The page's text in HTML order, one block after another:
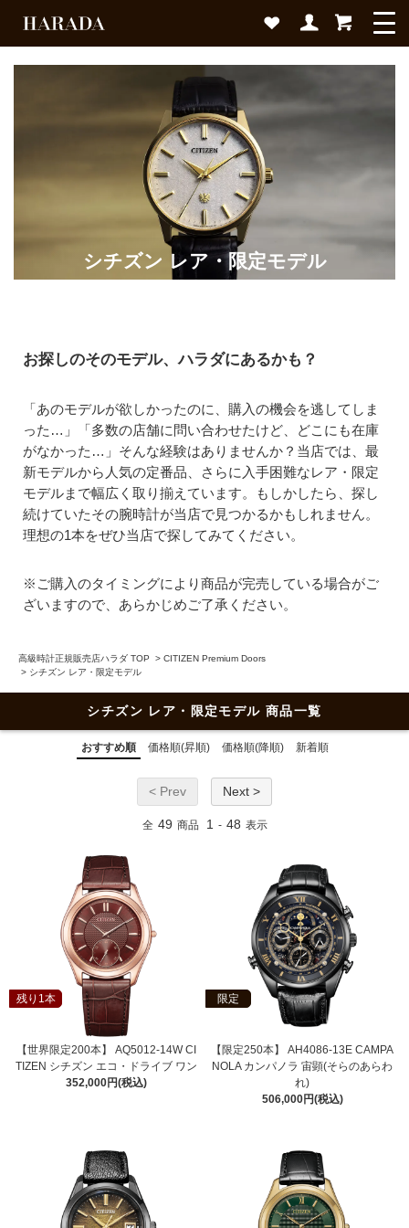
シチズン レア・限定モデル
お探しのそのモデル、ハラダにあるかも？
「あのモデルが欲しかったのに、購入の機会を逃してしま
った…」「多数の店舗に問い合わせたけど、どこにも在庫
がなかった…」そんな経験はありませんか？当店では、最
新モデルから人気の定番品、さらに入手困難なレア・限定
モデルまで幅広く取り揃えています。もしかしたら、探し
続けていたその腕時計が当店で見つかるかもしれません。
理想の1本をぜひ当店で探してみてください。
※ご購入のタイミングにより商品が完売している場合がご
ざいますので、あらかじめご了承ください。
高級時計正規販売店ハラダ TOP > CITIZEN Premium Doors
> シチズン レア・限定モデル
シチズン レア・限定モデル 商品一覧
おすすめ順 価格順(昇順) 価格順(降順) 新着順
< Prev Next >
全 49 商品 1 - 48 表示
残り1本
【世界限定200本】 AQ5012-14W CI
TIZEN シチズン エコ・ドライブ ワン
352,000円(税込)
限定
【限定250本】 AH4086-13E CAMPA
NOLA カンパノラ 宙顕(そらのあらわ
れ)
506,000円(税込)